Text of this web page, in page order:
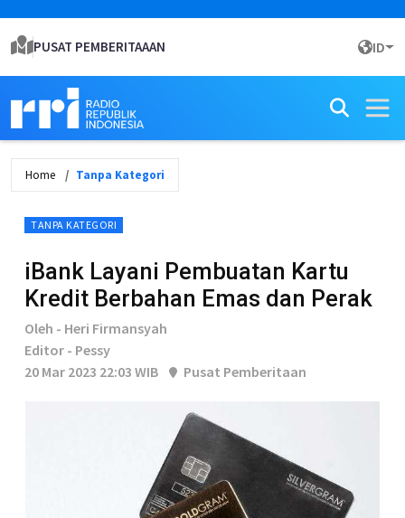
PUSAT PEMBERITAAAN ID
Home Tanpa Kategori
TANPA KATEGORI
iBank Layani Pembuatan Kartu
Kredit Berbahan Emas dan Perak
Oleh - Heri Firmansyah
Editor - Pessy
20 Mar 2023 22:03 WIB
Pusat Pemberitaan